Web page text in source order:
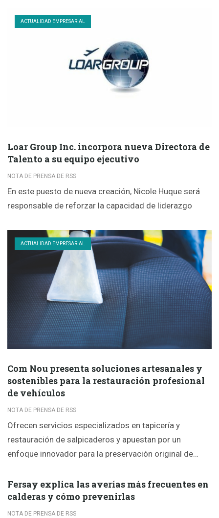
ACTUALIDAD EMPRESARIAL
Loar Group Inc. incorpora nueva Directora de
Talento a su equipo ejecutivo
NOTA DE PRENSA DE RSS
En este puesto de nueva creación, Nicole Huque será
responsable de reforzar la capacidad de liderazgo
ACTUALIDAD EMPRESARIAL
Com Nou presenta soluciones artesanales y
sostenibles para la restauración profesional
de vehículos
NOTA DE PRENSA DE RSS
Ofrecen servicios especializados en tapicería y
restauración de salpicaderos y apuestan por un
enfoque innovador para la preservación original de…
Fersay explica las averías más frecuentes en
calderas y cómo prevenirlas
NOTA DE PRENSA DE RSS